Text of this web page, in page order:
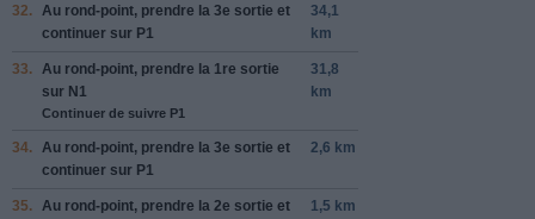
32. Au rond-point, prendre la 3e sortie et
continuer sur P1
34,1
km
33. Au rond-point, prendre la 1re sortie
sur N1
Continuer de suivre P1
31,8
km
34. Au rond-point, prendre la 3e sortie et
continuer sur P1
2,6 km
35. Au rond-point, prendre la 2e sortie et
1,5 km